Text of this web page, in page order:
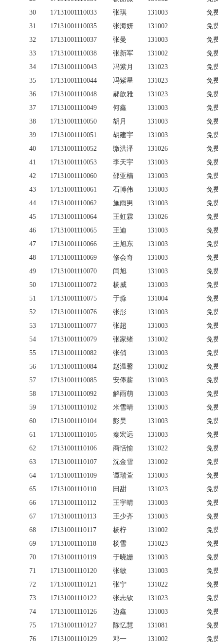
30
17131001110033 张琪 131003
免
31
17131001110035 张海妍 131002
免
32
17131001110037 张曼 131003
免
33
17131001110038 张新军 131002
免
34
17131001110043 冯紫月 131023
免
35
17131001110044 冯紫星 131023
免
36
17131001110048 郝歆雅 131023
免
37
17131001110049 何鑫 131003
免
38
17131001110050 胡月 131003
免
39
17131001110051 胡建宇 131003
免
40
17131001110052 缴洪泽 131026
免
41
17131001110053 李天宇 131003
免
42
17131001110060 邵亚楠 131003
免
43
17131001110061 石博伟 131003
免
44
17131001110062 施雨男 131003
免
45
17131001110064 王虹霖 131026
免
46
17131001110065 王迪 131003
免
47
17131001110066 王旭东 131003
免
48
17131001110069 修会奇 131003
免
49
17131001110070 闫旭 131003
免
50
17131001110072 杨威 131003
免
51
17131001110075 于淼 131004
免
52
17131001110076 张彤 131003
免
53
17131001110077 张超 131003
免
54
17131001110079 张家绪 131002
免
55
17131001110082 张俏 131003
免
56
17131001110084 赵温馨 131002
免
57
17131001110085 安俸薪 131003
免
58
17131001110092 解雨萌 131003
免
59
17131001110102 米雪晴 131003
免
60
17131001110104 彭昊 131003
免
61
17131001110105 秦宏远 131003
免
62
17131001110106 商恬愉 131022
免
63
17131001110107 沈金雪 131002
免
64
17131001110109 谭瑞萱 131003
免
65
17131001110110 田甜 131023
免
66
17131001110112 王宇晴 131003
免
67
17131001110113 王少齐 131003
免
68
17131001110117 杨柠 131002
免
69
17131001110118 杨雪 131023
免
70
17131001110119 于晓姗 131003
免
71
17131001110120 张敏 131003
免
72
17131001110121 张宁 131022
免
73
17131001110122 张志钦 131023
免
74
17131001110126 边鑫 131003
免
75
17131001110127 陈忆慧 131081
免
76
17131001110129 邓一 131002
免